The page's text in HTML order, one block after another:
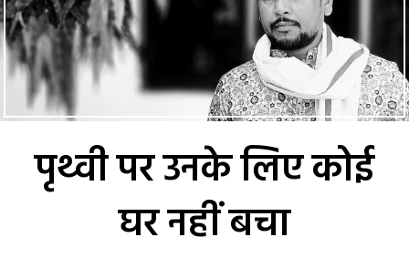
पृथ्वी पर उनके लिए कोई
घर नहीं बचा